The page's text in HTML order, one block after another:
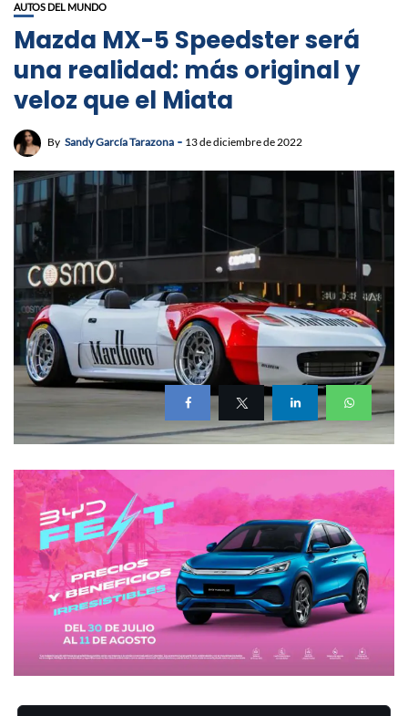
AUTOS DEL MUNDO
Mazda MX-5 Speedster será
una realidad: más original y
veloz que el Miata
By Sandy García Tarazona 13 de diciembre de 2022